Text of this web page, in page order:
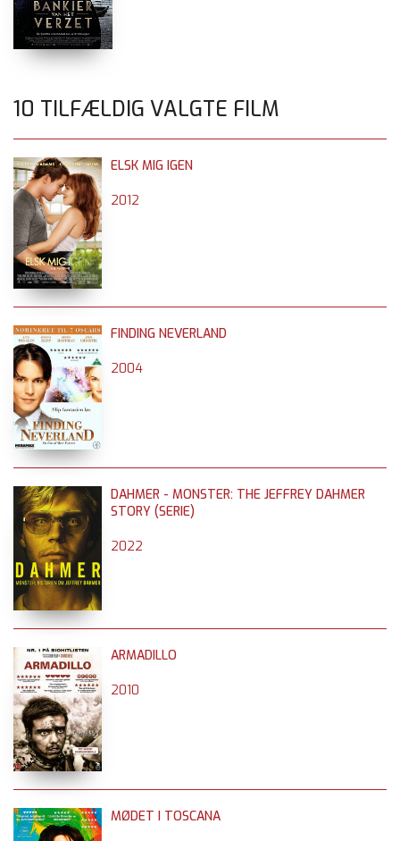
10 TILFÆLDIG VALGTE FILM
ELSK MIG IGEN
2012
FINDING NEVERLAND
2004
DAHMER - MONSTER: THE JEFFREY DAHMER
STORY (SERIE)
2022
ARMADILLO
2010
MØDET I TOSCANA